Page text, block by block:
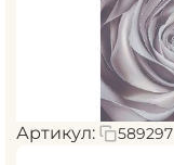
Артикул: 589297